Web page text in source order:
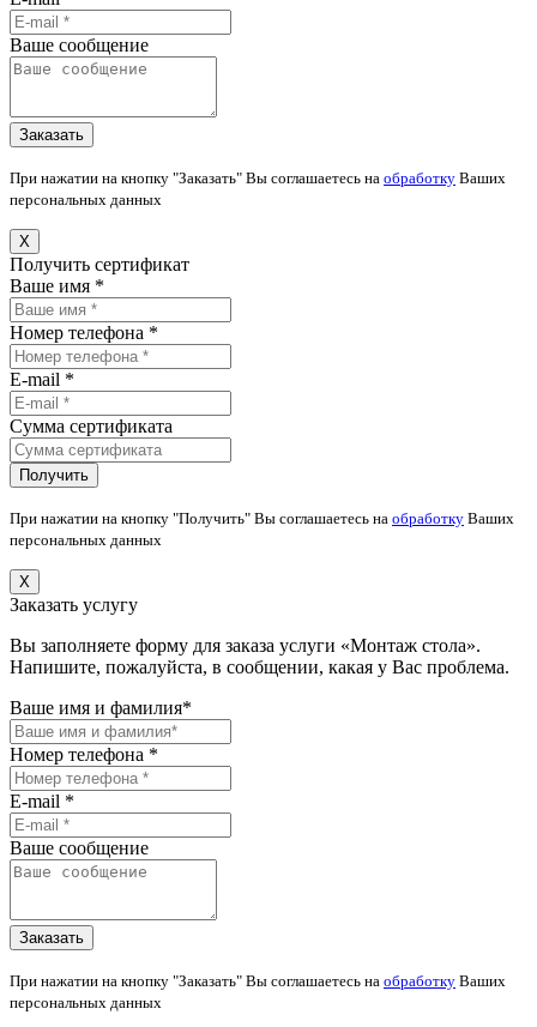
Ваше сообщение
При нажатии на кнопку "Заказать" Вы соглашаетесь на обработку Ваших
персональных данных
X
Получить сертификат
Ваше имя *
Номер телефона *
E-mail *
Сумма сертификата
При нажатии на кнопку "Получить" Вы соглашаетесь на обработку Ваших
персональных данных
X
Заказать услугу
Вы заполняете форму для заказа услуги «Монтаж стола».
Напишите, пожалуйста, в сообщении, какая у Вас проблема.
Ваше имя и фамилия*
Номер телефона *
E-mail *
Ваше сообщение
При нажатии на кнопку "Заказать" Вы соглашаетесь на обработку Ваших
персональных данных